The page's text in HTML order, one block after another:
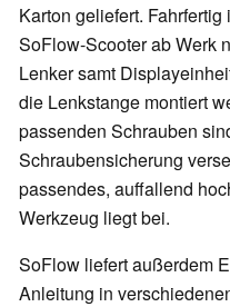
Karton geliefert. Fahrfertig
SoFlow-Scooter ab Werk
Lenker samt
die Lenkstange montiert
passenden Schrauben
Schraubensicherung
passendes, auffallend
Werkzeug liegt bei.
SoFlow liefert außerdem
Anleitung in